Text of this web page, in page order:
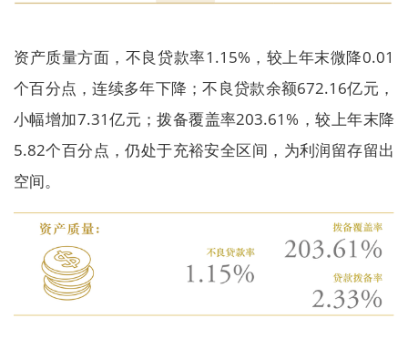
资产质量方面，不良贷款率1.15%，较上年末微降0.01
个百分点，连续多年下降；不良贷款余额672.16亿元，
小幅增加7.31亿元；拨备覆盖率203.61%，较上年末降
5.82个百分点，仍处于充裕安全区间，为利润留存留出
空间。